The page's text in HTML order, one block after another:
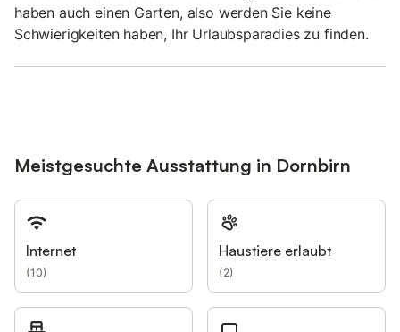
haben auch einen Garten, also werden Sie keine
Schwierigkeiten haben, Ihr Urlaubsparadies zu finden.
Meistgesuchte Ausstattung in Dornbirn
Internet
(10)
Haustiere erlaubt
(2)